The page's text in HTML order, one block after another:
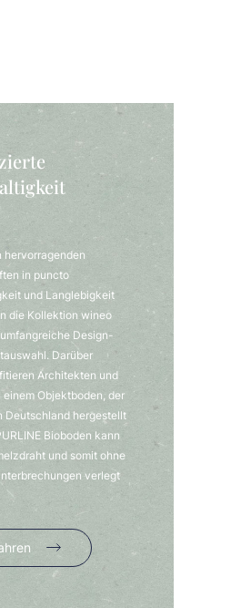
hervorragenden
in puncto
und Langlebigkeit
die Kollektion wineo
Design-
Darüber
Architekten und
einem Objektboden, der
Deutschland hergestellt
Bioboden kann
und somit ohne
verlegt